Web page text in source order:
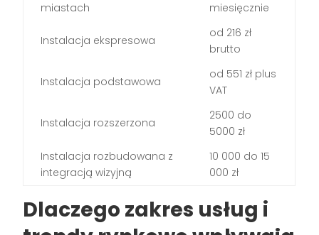
miastach
miesięcznie
Instalacja ekspresowa
od 216 zł
brutto
Instalacja podstawowa
od 551 zł plus
VAT
Instalacja rozszerzona
2500 do
5000 zł
Instalacja rozbudowana z
integracją wizyjną
10 000 do 15
000 zł
Dlaczego zakres usług i